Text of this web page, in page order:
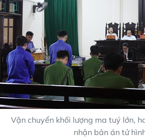
Vận chuyển khối lượng ma tuý lớn,
nhận bản án tử